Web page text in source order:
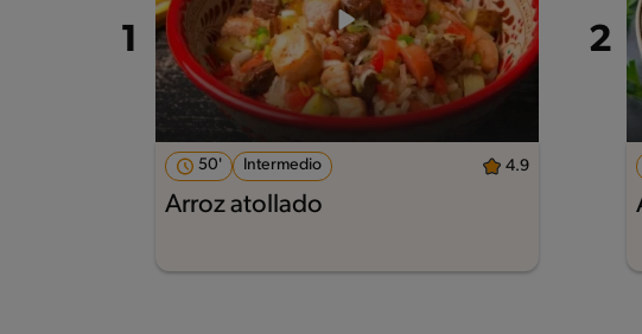
50' Intermedio 4.9
Arroz atollado